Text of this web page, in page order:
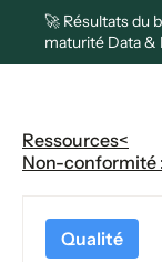
🚀 Résultats du
maturité Data &
Ressources<
Non-conformité
Qualité